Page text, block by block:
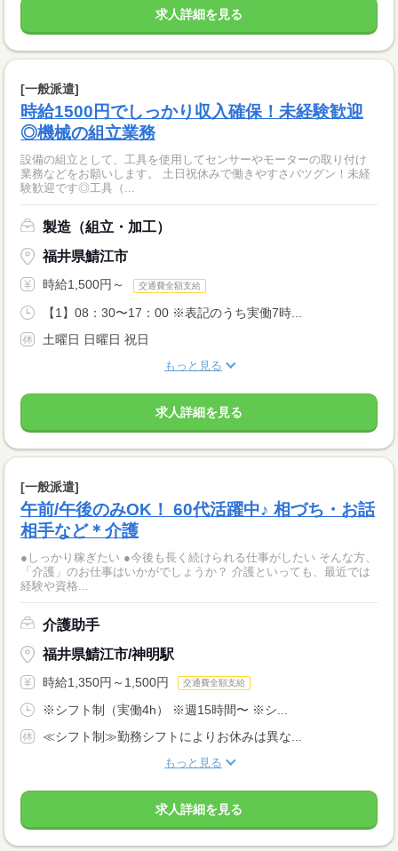
求人詳細を見る
[一般派遣]
時給1500円でしっかり収入確保！未経験歓迎
◎機械の組立業務
設備の組立として、工具を使用してセンサーやモーターの取り付け
業務などをお願いします。 土日祝休みで働きやすさバツグン！未経
験歓迎です◎工具（...
製造（組立・加工）
福井県鯖江市
時給1,500円～ 交通費全額支給
【1】08：30〜17：00 ※表記のうち実働7時...
土曜日 日曜日 祝日
もっと見る
求人詳細を見る
[一般派遣]
午前/午後のみOK！ 60代活躍中♪ 相づち・お話
相手など＊介護
●しっかり稼ぎたい ●今後も長く続けられる仕事がしたい そんな方、
「介護」のお仕事はいかがでしょうか？ 介護といっても、最近では
経験や資格...
介護助手
福井県鯖江市/神明駅
時給1,350円～1,500円 交通費全額支給
※シフト制（実働4h） ※週15時間〜 ※シ...
≪シフト制≫勤務シフトによりお休みは異な...
もっと見る
求人詳細を見る